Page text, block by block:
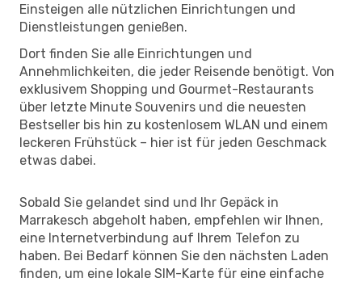
Einsteigen alle nützlichen Einrichtungen und
Dienstleistungen genießen.
Dort finden Sie alle Einrichtungen und
Annehmlichkeiten, die jeder Reisende benötigt. Von
exklusivem Shopping und Gourmet-Restaurants
über letzte Minute Souvenirs und die neuesten
Bestseller bis hin zu kostenlosem WLAN und einem
leckeren Frühstück – hier ist für jeden Geschmack
etwas dabei.
Sobald Sie gelandet sind und Ihr Gepäck in
Marrakesch abgeholt haben, empfehlen wir Ihnen,
eine Internetverbindung auf Ihrem Telefon zu
haben. Bei Bedarf können Sie den nächsten Laden
finden, um eine lokale SIM-Karte für eine einfache